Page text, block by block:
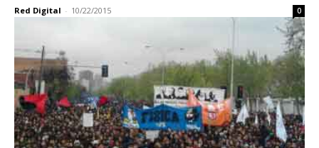
Red Digital - 10/22/2015 0